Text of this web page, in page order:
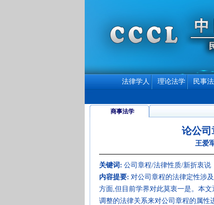
法律学人 理论法学 民事
商事法学
论公司
王爱
关键词: 公司章程/法律性质/新折衷说
内容提要: 对公司章程的法律定性涉
方面,但目前学界对此莫衷一是。本
调整的法律关系来对公司章程的属性